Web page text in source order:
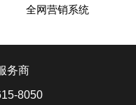
全网营销系统
务商
8050